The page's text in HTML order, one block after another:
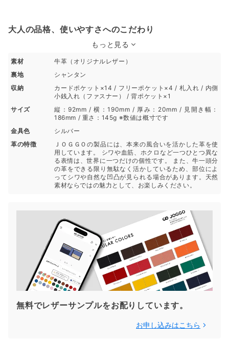
大人の品格、使いやすさへのこだわり
もっと見る
素材
牛革（オリジナルレザー）
裏地
シャンタン
収納
カードポケット×14 / フリーポケット×4 / 札入れ / 内側
小銭入れ（ファスナー） / 背ポケット×1
サイズ
縦：92mm / 横：190mm / 厚み：20mm / 見開き幅：
186mm / 重さ：145g ※数値は概寸です
金具色
シルバー
革の特徴
ＪＯＧＧＯの製品には、本来の風合いを活かした革を使
用しています。 シワや血筋、ホクロなど一つひとつ異な
る表情は、世界に一つだけの個性です。 また、牛一頭分
の革をできる限り無駄なく活かしているため、部位によ
ってシワや自然な凹凸が見られる場合があります。天然
素材ならではの魅力として、お楽しみください。
無料でレザーサンプルをお配りしています。
お申し込みはこちら